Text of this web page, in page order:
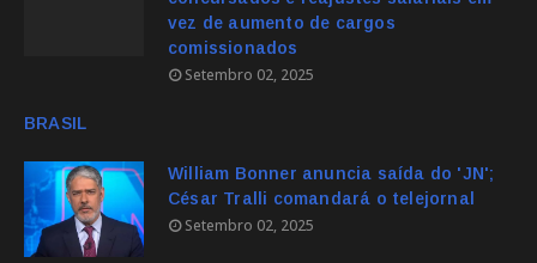
vez de aumento de cargos
comissionados
Setembro 02, 2025
BRASIL
William Bonner anuncia saída do 'JN';
César Tralli comandará o telejornal
Setembro 02, 2025